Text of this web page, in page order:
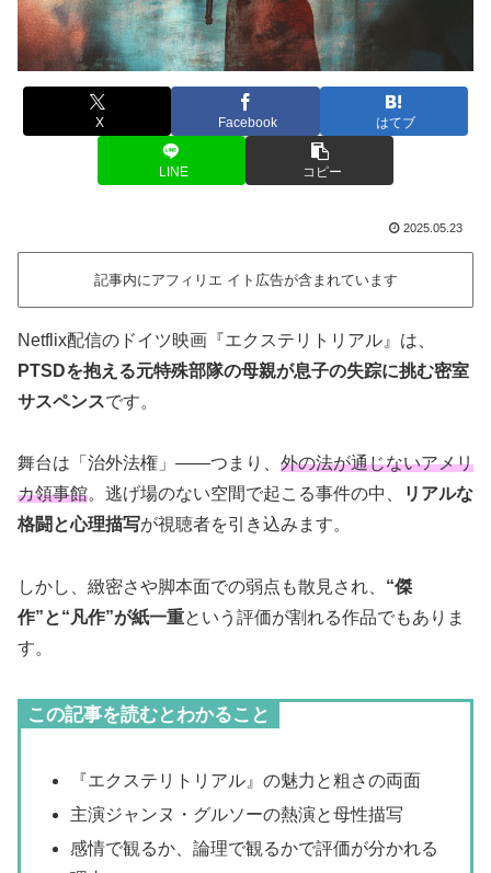
X Facebook はてブ
LINE コピー
2025.05.23
記事内にアフィリエ イト広告が含まれています
Netflix配信のドイツ映画『エクステリトリアル』は、
PTSDを抱える元特殊部隊の母親が息子の失踪に挑む密室
サスペンスです。
舞台は「治外法権」――つまり、 外の法が通じないアメリ
カ領事館。逃げ場のない空間で起こる事件の中、
リアルな
格闘と心理描写が視聴者を引き込みます。
しかし、緻密さや脚本面での弱点も散見され、 “傑
作”と“凡作”が紙一重という評価が割れる作品でもありま
す。
この記事を読むとわかること
『エクステリトリアル』の魅力と粗さの両面
主演ジャンヌ・グルソーの熱演と母性描写
感情で観るか、論理で観るかで評価が分かれる